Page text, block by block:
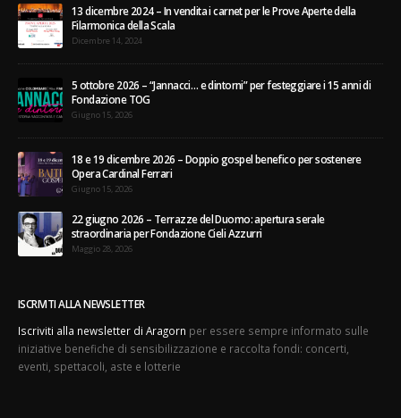
13 dicembre 2024 – In vendita i carnet per le Prove Aperte della
Filarmonica della Scala
Dicembre 14, 2024
5 ottobre 2026 – “Jannacci… e dintorni” per festeggiare i 15 anni di
Fondazione TOG
Giugno 15, 2026
18 e 19 dicembre 2026 – Doppio gospel benefico per sostenere
Opera Cardinal Ferrari
Giugno 15, 2026
22 giugno 2026 – Terrazze del Duomo: apertura serale
straordinaria per Fondazione Cieli Azzurri
Maggio 28, 2026
ISCRIVITI ALLA NEWSLETTER
Iscriviti alla newsletter di Aragorn per essere sempre informato sulle
iniziative benefiche di sensibilizzazione e raccolta fondi: concerti,
eventi, spettacoli, aste e lotterie